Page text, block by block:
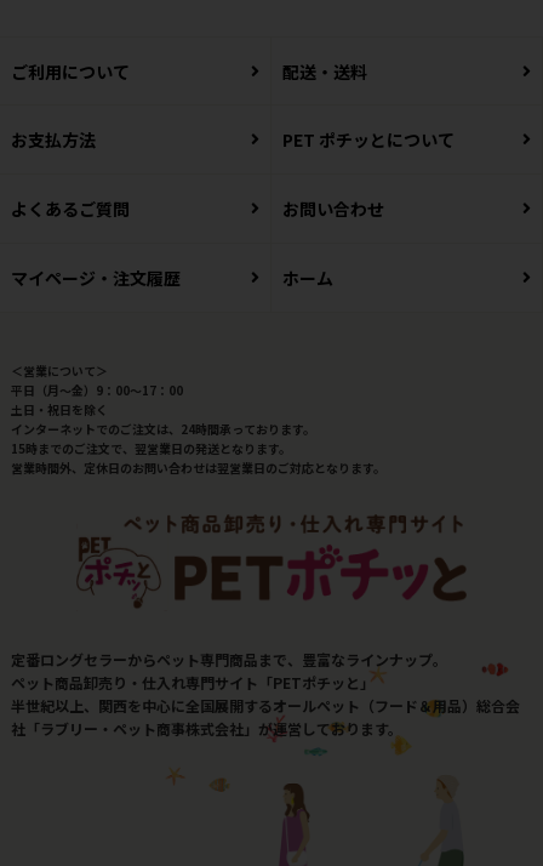
ご利用について 配送・送料
お支払方法 PET ポチッとについて
よくあるご質問 お問い合わせ
マイページ・注文履歴 ホーム
＜営業について＞
平日（月～金）9：00～17：00
土日・祝日を除く
インターネットでのご注文は、24時間承っております。
15時までのご注文で、翌営業日の発送となります。
営業時間外、定休日のお問い合わせは翌営業日のご対応となります。
定番ロングセラーからペット専門商品まで、豊富なラインナップ。
ペット商品卸売り・仕入れ専門サイト「PETポチッと」
半世紀以上、関西を中心に全国展開するオールペット（フード＆用品）総合会
社「ラブリー・ペット商事株式会社」が運営しております。